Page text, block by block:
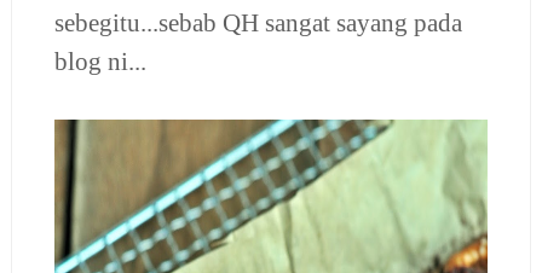
sebegitu...sebab QH sangat sayang pada
blog ni...